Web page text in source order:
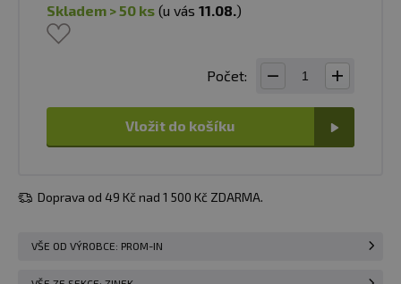
skladem > 50 ks (u vás 11.08.)
Počet:
Vložit do košíku
Doprava od 49 Kč nad 1 500 Kč ZDARMA.
VŠE OD VÝROBCE: PROM-IN